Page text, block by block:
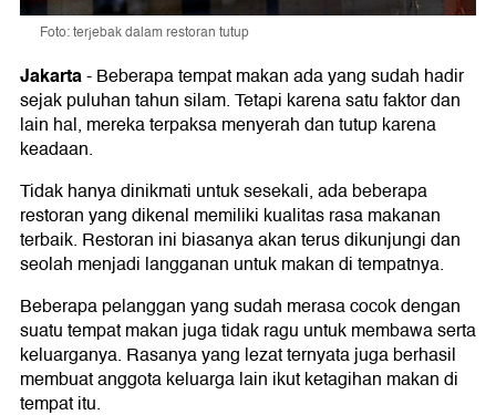
Foto: terjebak dalam restoran tutup
Jakarta-Beberapa tempat makan ada yang sudah hadir
sejak puluhan tahun silam. Tetapi karena satu faktor dan
lain hal, mereka terpaksa menyerah dan tutup karena
keadaan.
Tidak hanya dinikmati untuk sesekali, ada beberapa
restoran yang dikenal memiliki kualitas rasa makanan
terbaik. Restoran ini biasanya akan terus dikunjungi dan
seolah menjadi langganan untuk makan di tempatnya.
Beberapa pelanggan yang sudah merasa cocok dengan
suatu tempat makan juga tidak ragu untuk membawa serta
keluarganya. Rasanya yang lezat ternyata juga berhasil
membuat anggota keluarga lain ikut ketagihan makan di
tempat itu.